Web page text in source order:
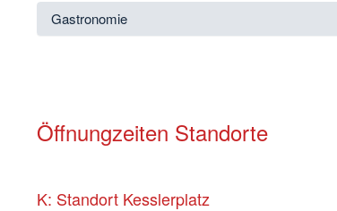
Gastronomie
Öffnungzeiten Standorte
K: Standort Kesslerplatz